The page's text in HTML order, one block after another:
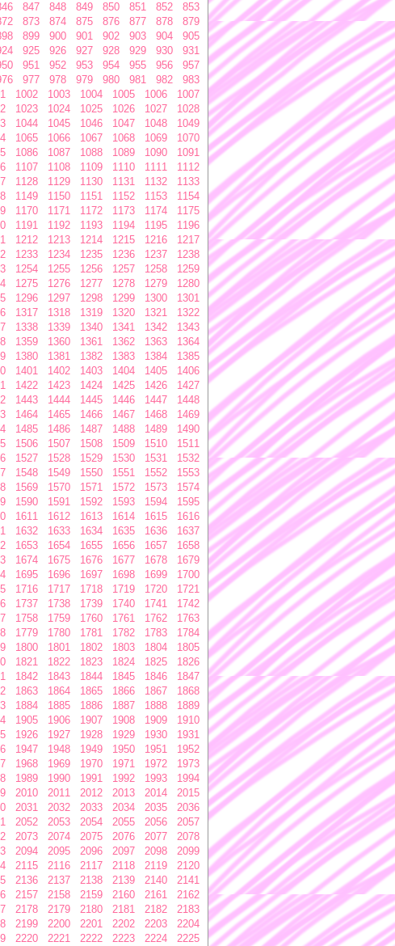
847 848 849 850 851 852
853
873 874 875 876 877 878
879
899 900 901 902 903 904
905
925 926 927 928 929 930
931
951 952 953 954 955 956
957
977 978 979 980 981 982
983
1002 1003 1004 1005 1006
1007
1023 1024 1025 1026 1027
1028
1044 1045 1046 1047 1048
1049
1065 1066 1067 1068 1069
1070
1086 1087 1088 1089 1090
1091
1107 1108 1109 1110 1111
1112
1128 1129 1130 1131 1132
1133
1149 1150 1151 1152 1153
1154
1170 1171 1172 1173 1174
1175
1191 1192 1193 1194 1195
1196
1212 1213 1214 1215 1216
1217
1233 1234 1235 1236 1237
1238
1254 1255 1256 1257 1258
1259
1275 1276 1277 1278 1279
1280
1296 1297 1298 1299 1300
1301
1317 1318 1319 1320 1321
1322
1338 1339 1340 1341 1342
1343
1359 1360 1361 1362 1363
1364
1380 1381 1382 1383 1384
1385
1401 1402 1403 1404 1405
1406
1422 1423 1424 1425 1426
1427
1443 1444 1445 1446 1447
1448
1464 1465 1466 1467 1468
1469
1485 1486 1487 1488 1489
1490
1506 1507 1508 1509 1510
1511
1527 1528 1529 1530 1531
1532
1548 1549 1550 1551 1552
1553
1569 1570 1571 1572 1573
1574
1590 1591 1592 1593 1594
1595
1611 1612 1613 1614 1615
1616
1632 1633 1634 1635 1636
1637
1653 1654 1655 1656 1657
1658
1674 1675 1676 1677 1678
1679
1695 1696 1697 1698 1699
1700
1716 1717 1718 1719 1720
1721
1737 1738 1739 1740 1741
1742
1758 1759 1760 1761 1762
1763
1779 1780 1781 1782 1783
1784
1800 1801 1802 1803 1804
1805
1821 1822 1823 1824 1825
1826
1842 1843 1844 1845 1846
1847
1863 1864 1865 1866 1867
1868
1884 1885 1886 1887 1888
1889
1905 1906 1907 1908 1909
1910
1926 1927 1928 1929 1930
1931
1947 1948 1949 1950 1951
1952
1968 1969 1970 1971 1972
1973
1989 1990 1991 1992 1993
1994
2010 2011 2012 2013 2014
2015
2031 2032 2033 2034 2035
2036
2052 2053 2054 2055 2056
2057
2073 2074 2075 2076 2077
2078
2094 2095 2096 2097 2098
2099
2115 2116 2117 2118 2119
2120
2136 2137 2138 2139 2140
2141
2157 2158 2159 2160 2161
2162
2178 2179 2180 2181 2182
2183
2199 2200 2201 2202 2203
2204
2220 2221 2222 2223 2224
2225